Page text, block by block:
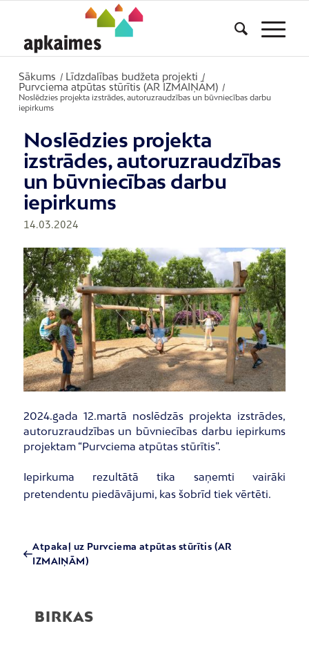
Sākums / Līdzdalības budžeta projekti /
Purvciema atpūtas stūrītis (AR IZMAIŅĀM) /
Noslēdzies projekta izstrādes, autoruzraudzības un būvniecības darbu
iepirkums
Noslēdzies projekta
izstrādes, autoruzraudzības
un būvniecības darbu
iepirkums
14.03.2024
2024.gada 12.martā noslēdzās projekta izstrādes,
autoruzraudzības un būvniecības darbu iepirkums
projektam “Purvciema atpūtas stūrītis”.
Iepirkuma rezultātā tika saņemti vairāki
pretendentu piedāvājumi, kas šobrīd tiek vērtēti.
Atpakaļ uz Purvciema atpūtas stūrītis (AR
IZMAIŅĀM)
BIRKAS